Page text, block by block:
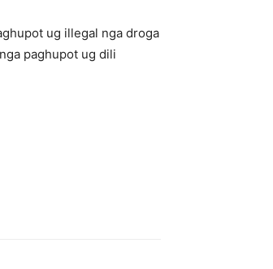
ug illegal nga droga
paghupot ug dili